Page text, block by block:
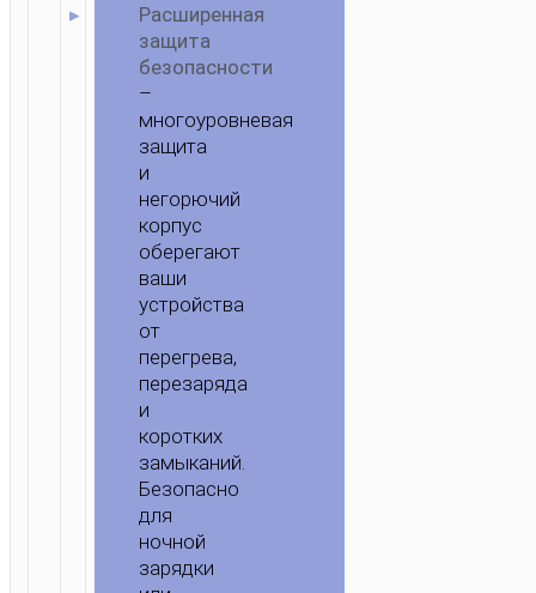
Расширенная
защита
безопасности
–
многоуровневая
защита
и
негорючий
корпус
оберегают
ваши
устройства
от
перегрева,
перезаряда
и
коротких
замыканий.
Безопасно
для
ночной
зарядки